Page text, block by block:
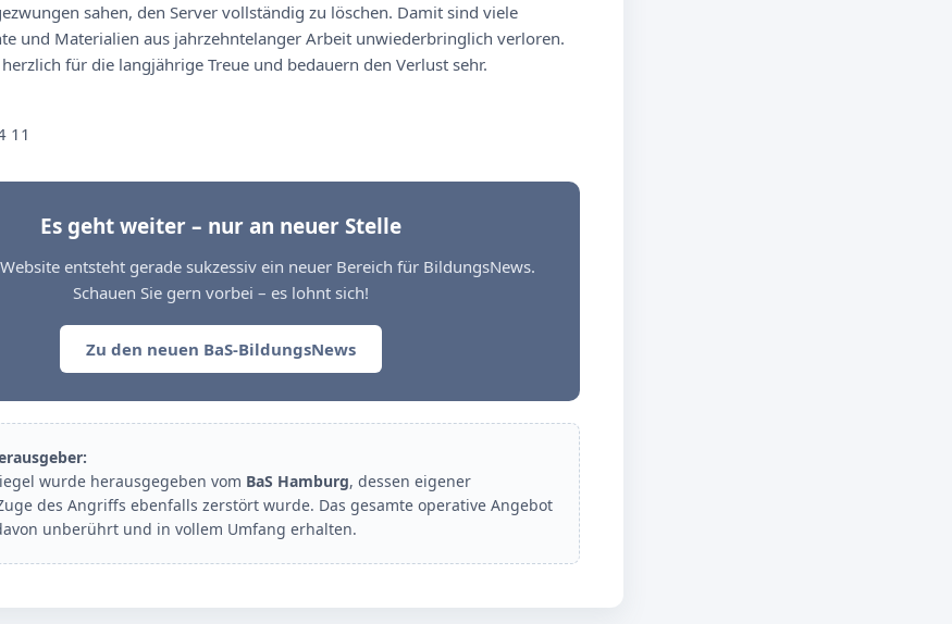
sahen, den Server vollständig zu löschen. Damit sind viele
und Materialien aus jahrzehntelanger Arbeit unwiederbringlich verloren.
für die langjährige Treue und bedauern den Verlust sehr.
11
Es geht weiter – nur an neuer Stelle
entsteht gerade sukzessiv ein neuer Bereich für BildungsNews.
Schauen Sie gern vorbei – es lohnt sich!
Zu den neuen BaS-BildungsNews
wurde herausgegeben vom BaS Hamburg, dessen eigener
des Angriffs ebenfalls zerstört wurde. Das gesamte operative Angebot
unberührt und in vollem Umfang erhalten.